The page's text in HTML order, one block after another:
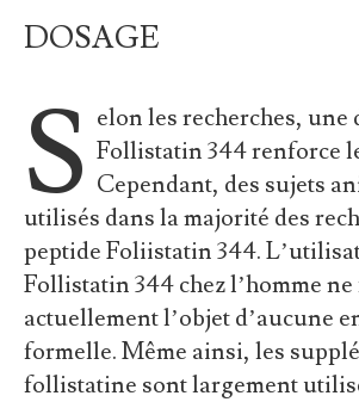
DOSAGE
S elon les recherches, une
Follistatin 344 renforce
Cependant, des sujets
utilisés dans la majorité des
peptide Foliistatin 344.
Follistatin 344 chez l’homme
actuellement l’objet d’aucune
formelle. Même ainsi, les
follistatine sont largement